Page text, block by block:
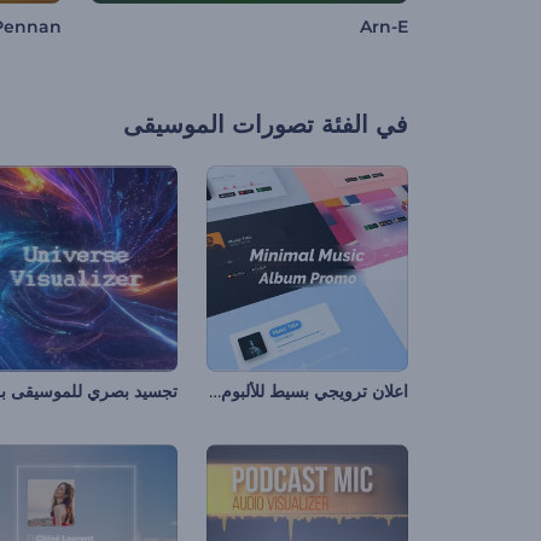
Arn-E
في الفئة تصورات الموسيقى
اعلان ترويجي بسيط للألبوم الموسيقي